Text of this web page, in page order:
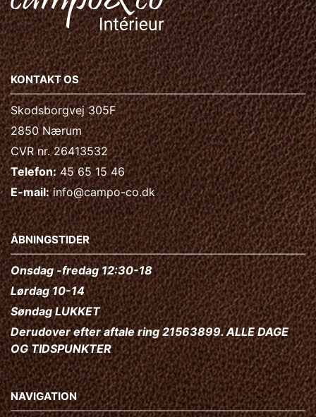
KONTAKT OS
Skodsborgvej 305F
2850 Nærum
CVR nr. 26413532
Telefon: 45 65 15 46
E-mail: info@campo-co.dk
ÅBNINGSTIDER
Onsdag -fredag 12:30-18
Lørdag 10-14
Søndag LUKKET
Derudover efter aftale ring 21563899. ALLE DAGE
OG TIDSPUNKTER
NAVIGATION